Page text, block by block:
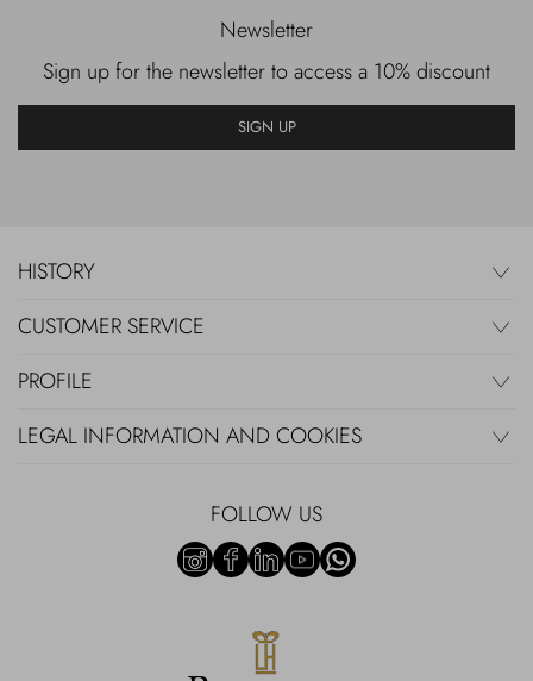
Newsletter
Sign up for the newsletter to access a 10% discount
SIGN UP
HISTORY
CUSTOMER SERVICE
PROFILE
LEGAL INFORMATION AND COOKIES
FOLLOW US